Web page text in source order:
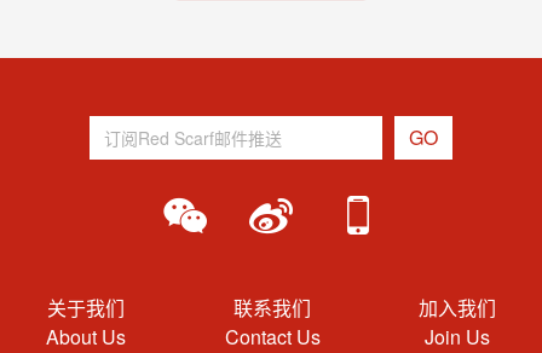
关于我们
About Us
联系我们
Contact Us
加入我们
Join Us